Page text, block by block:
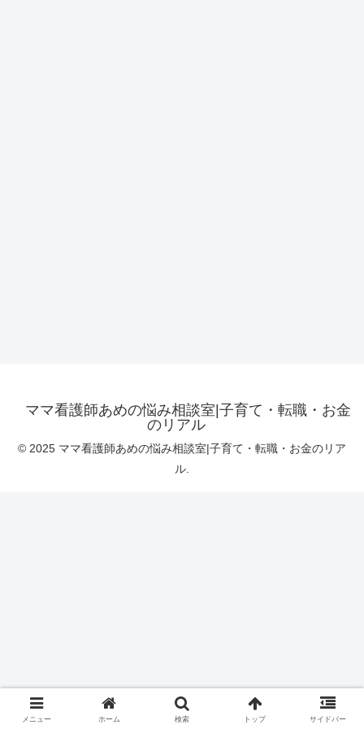
ママ看護師あめの悩み相談室|子育て・転職・お金
のリアル
© 2025 ママ看護師あめの悩み相談室|子育て・転職・お金のリア
ル.
メニュー ホーム 検索 トップ サイドバー